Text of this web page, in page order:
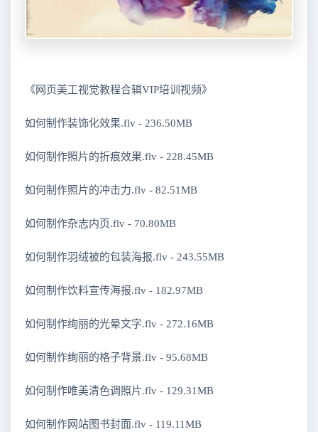
《网页美工视觉教程合辑VIP培训视频》
如何制作装饰化效果.flv - 236.50MB
如何制作照片的折痕效果.flv - 228.45MB
如何制作照片的冲击力.flv - 82.51MB
如何制作杂志内页.flv - 70.80MB
如何制作羽绒被的包装海报.flv - 243.55MB
如何制作饮料宣传海报.flv - 182.97MB
如何制作绚丽的光晕文字.flv - 272.16MB
如何制作绚丽的格子背景.flv - 95.68MB
如何制作唯美清色调照片.flv - 129.31MB
如何制作网站图书封面.flv - 119.11MB